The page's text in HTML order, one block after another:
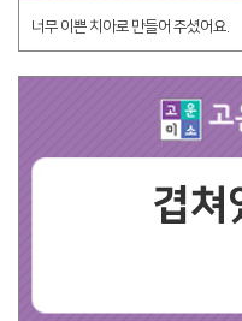
너무 이쁜 치아로 만들어 주셨어요.
겹쳐